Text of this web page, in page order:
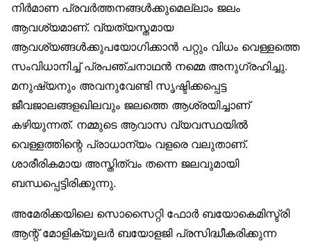
നിർമാണ പ്രവർത്തനങ്ങൾക്കുമെല്ലാം ജലം
ആവശ്യമാണ്. വ്യത്യസ്തമായ
ആവശ്യങ്ങൾക്കുപയോഗിക്കാൻ പറ്റും വിധം വെള്ളത്തെ
സംവിധാനിച്ച് പ്രപഞ്ചനാഥൻ നമ്മെ അനുഗ്രഹിച്ചു.
മനുഷ്യനും അവനുവേണ്ടി സൃഷ്ടിക്കപ്പെട്ട
ജീവജാലങ്ങളഖിലവും ജലത്തെ ആശ്രയിച്ചാണ്
കഴിയുന്നത്. നമ്മുടെ ആവാസ വ്യവസ്ഥയിൽ
വെള്ളത്തിന്റെ പ്രാധാന്യം വളരെ വലുതാണ്.
ശാരീരികമായ അസ്തിത്വം തന്നെ ജലവുമായി
ബന്ധപ്പെട്ടിരിക്കുന്നു.
അമേരിക്കയിലെ സൊസൈറ്റി ഫോർ ബയോകെമിസ്ട്രി
ആന്റ് മോളിക്യൂലർ ബയോളജി പ്രസിദ്ധീകരിക്കുന്ന